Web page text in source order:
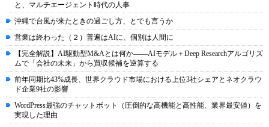
と、マルチエージェント時代の人事
沖縄で台風が来たときの過ごし方、とでも言うか
営業は終わった（２）普遍はAIに、個別は人間に
【完全解説】AI駆動型M&Aとは何か――AIモデル＋Deep Researchアルゴリズ
ムで「会社の未来」から買収候補を逆算する
前年同期比43%成長、世界クラウド市場における上位3社シェアとネオクラウ
ド企業9社の影響
WordPress最強のチャットボット（圧倒的な高機能と高性能、業界最安値）を
実現した理由